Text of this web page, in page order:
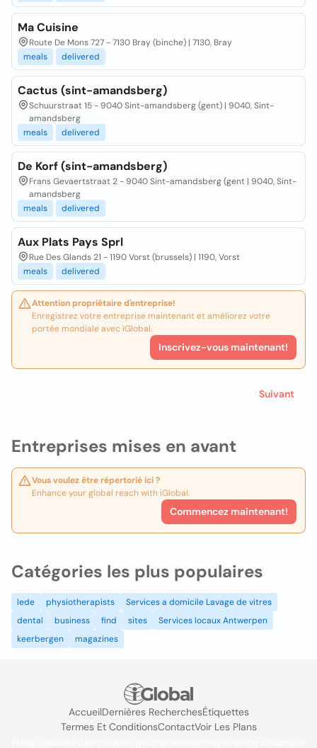
Entreprises mises en avant
Vous voulez être répertorié ici ?
Enhance your global reach with iGlobal.
Commencez maintenant!
Ma Cuisine
Route De Mons 727 - 7130 Bray (binche) | 7130, Bray
meals
delivered
Cactus (sint-amandsberg)
Schuurstraat 15 - 9040 Sint-amandsberg (gent) | 9040, Sint-
amandsberg
meals
delivered
De Korf (sint-amandsberg)
Frans Gevaertstraat 2 - 9040 Sint-amandsberg (gent | 9040, Sint-
amandsberg
meals
delivered
Aux Plats Pays Sprl
Rue Des Glands 21 - 1190 Vorst (brussels) | 1190, Vorst
meals
delivered
Attention propriétaire d'entreprise!
Enregistrez votre entreprise maintenant et améliorez votre
portée mondiale avec iGlobal.
Inscrivez-vous maintenant!
Suivant
Catégories les plus populaires
lede physiotherapists
Services a domicile Lavage de vitres
dental
business find sites
Services locaux Antwerpen
keerbergen
magazines
AccueilDernières RecherchesÉtiquettes
Termes Et ConditionsContactVoir Les Plans